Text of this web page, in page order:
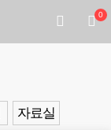
0
자료실